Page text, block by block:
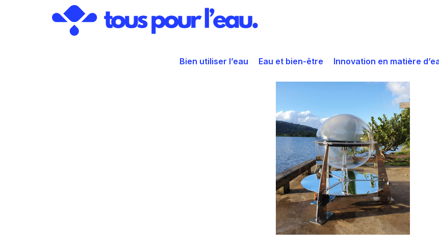
Bien utiliser l’eau Eau et bien-être Innovation en matière